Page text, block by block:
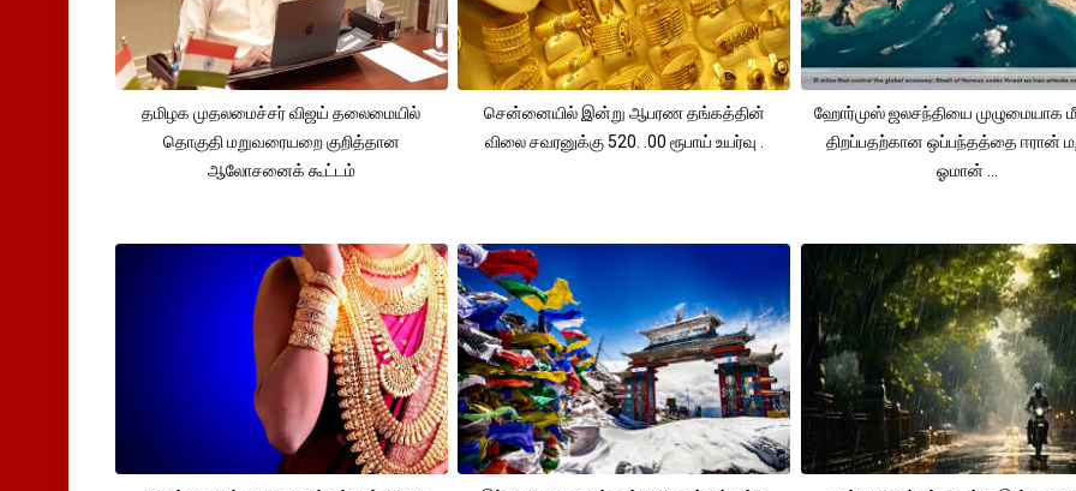
தமிழக முதலமைச்சர் விஜய் தலைமையில்
தொகுதி மறுவரையறை குறித்தான
ஆலோசனைக் கூட்டம்
சென்னையில் இன்று ஆபரண தங்கத்தின்
விலை சவரனுக்கு 520. .00 ரூபாய் உயர்வு .
ஹோர்முஸ் ஜலசந்தியை முழுமையாக
திறப்பதற்கான ஒப்பந்தத்தை ஈரான்
ஓமான் ...